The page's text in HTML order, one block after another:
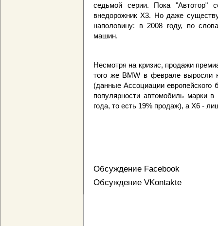
седьмой серии. Пока "Автотор"
внедорожник X3. Но даже
наполовину: в 2008 году, по
машин.
Несмотря на кризис, продажи
того же BMW в феврале выросли
(данные Ассоциации европейского
популярности автомобиль марки
года, то есть 19% продаж), а X6 -
Обсуждение Facebook
Обсуждение VKontakte